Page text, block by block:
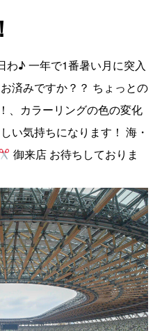
わ♪ 一年で1番暑い月に突入
済みですか？？ ちょっとの
、カラーリングの色の変化
い気持ちになります！ 海・
御来店 お待ちしておりま